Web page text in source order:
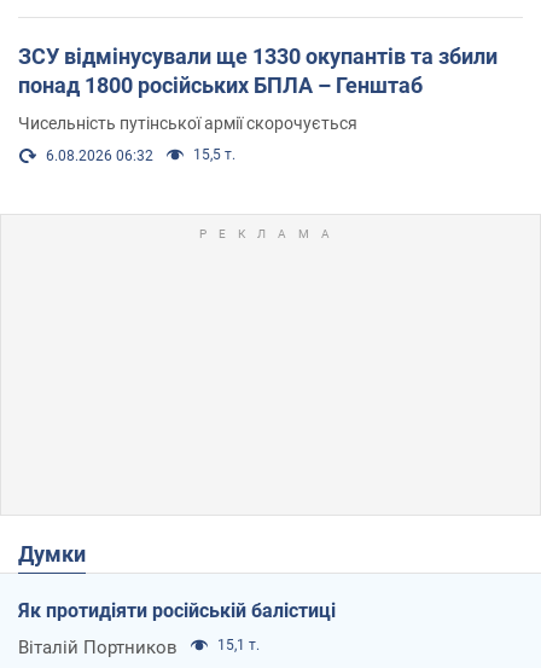
ЗСУ відмінусували ще 1330 окупантів та збили
понад 1800 російських БПЛА – Генштаб
Чисельність путінської армії скорочується
6.08.2026 06:32 15,5 т.
Думки
Як протидіяти російській балістиці
Віталій Портников 15,1 т.